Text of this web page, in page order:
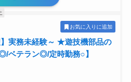
お気に入りに追加
実務未経験～ ★遊技機部品の
ベテラン◎/定時勤務○】